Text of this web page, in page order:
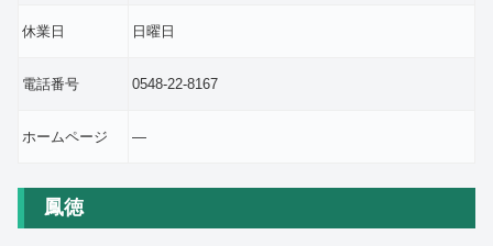
休業日 日曜日
電話番号 0548-22-8167
ホームページ ―
鳳徳